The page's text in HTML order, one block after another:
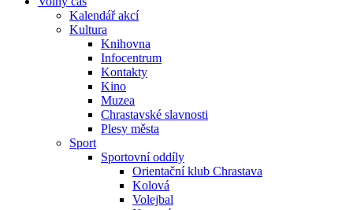
Kalendář akcí
Kultura
Knihovna
Infocentrum
Kontakty
Kino
Muzea
Chrastavské slavnosti
Plesy města
Sport
Sportovní oddíly
Orientační klub Chrastava
Kolová
Volejbal